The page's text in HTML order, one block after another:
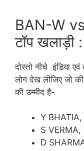
BAN-W
टॉप
दोस्तो नीचे इंडिया
लोग देख लीजिए जो
की उम्मीद है-
Y
S
D